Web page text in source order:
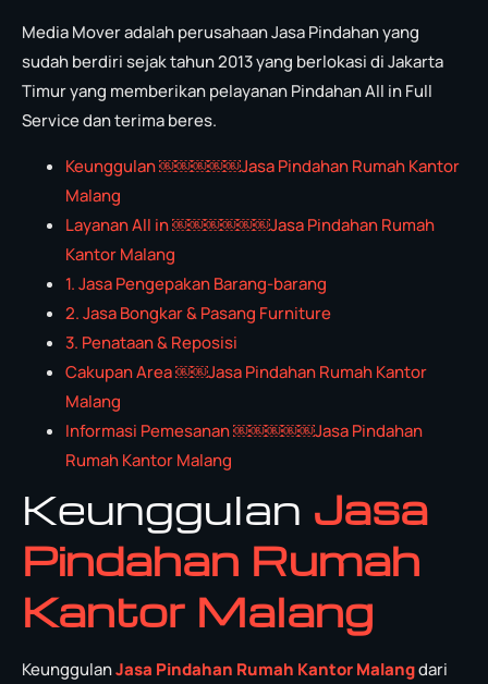
Media Mover adalah perusahaan Jasa Pindahan yang
sudah berdiri sejak tahun 2013 yang berlokasi di Jakarta
Timur yang memberikan pelayanan Pindahan All in Full
Service dan terima beres.
Keunggulan ￼￼￼￼￼Jasa Pindahan Rumah Kantor
Malang
Layanan All in ￼￼￼￼￼￼Jasa Pindahan Rumah
Kantor Malang
1. Jasa Pengepakan Barang-barang
2. Jasa Bongkar & Pasang Furniture
3. Penataan & Reposisi
Cakupan Area ￼￼Jasa Pindahan Rumah Kantor
Malang
Informasi Pemesanan ￼￼￼￼￼Jasa Pindahan
Rumah Kantor Malang
Keunggulan Jasa
Pindahan Rumah
Kantor Malang
KeunggulanJasa Pindahan Rumah Kantor Malangdari